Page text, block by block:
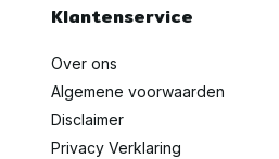
Klantenservice
Over ons
Algemene voorwaarden
Disclaimer
Privacy Verklaring